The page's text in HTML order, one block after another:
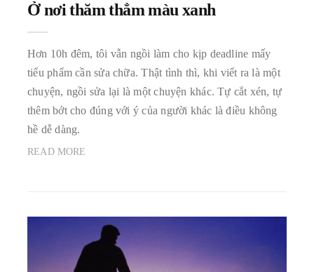
Ở nơi thăm thẳm màu xanh
Hơn 10h đêm, tôi vẫn ngồi làm cho kịp deadline mấy
tiểu phẩm cần sửa chữa. Thật tình thì, khi viết ra là một
chuyện, ngồi sửa lại là một chuyện khác. Tự cắt xén, tự
thêm bớt cho đúng với ý của người khác là điều không
hề dễ dàng.
READ MORE